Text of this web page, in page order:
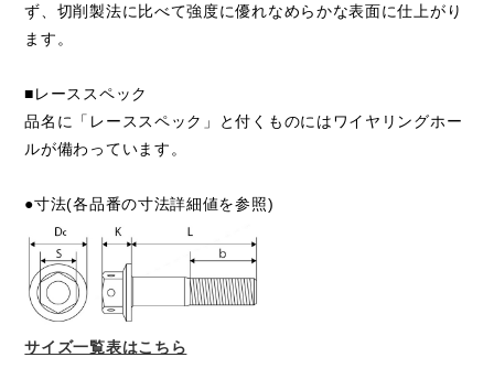
ず、切削製法に比べて強度に優れなめらかな表面に仕上がり
ます。
■レーススペック
品名に「レーススペック」と付くものにはワイヤリングホー
ルが備わっています。
●寸法(各品番の寸法詳細値を参照)
サイズ一覧表はこちら